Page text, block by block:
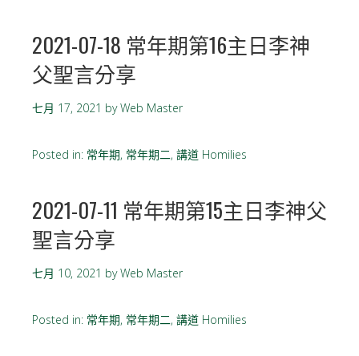
2021-07-18 常年期第16主日李神
父聖言分享
七月 17, 2021 byWeb Master
Posted in: 常年期, 常年期二, 講道 Homilies
2021-07-11 常年期第15主日李神父
聖言分享
七月 10, 2021 byWeb Master
Posted in: 常年期, 常年期二, 講道 Homilies